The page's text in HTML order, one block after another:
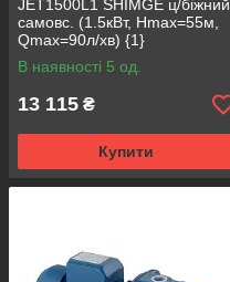
JET1500L1 SHIMGE ц/біжний
самовс. (1.5кВт, Нmax=55м,
Qmax=90л/хв) {1}
В наявності 5 од.
13 115 ₴
Купити